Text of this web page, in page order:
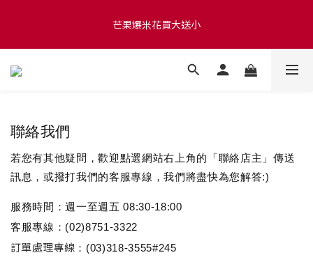
🍿 滿 $2000 贈品牌毛氈袋
芒果爆米花買大送小
滿 $1280 贈玫瑰鹽爆米花50g 🍿 滿 $1580 贈品牌咖啡掛耳包×10
聯絡我們
若您有其他疑問，歡迎點選網站右上角的「聯絡店主」傳送
訊息，或撥打我們的客服專線，我們將盡快為您解答:)
服務時間：週一至週五 08:30-18:00
客服專線：(02)8751-3322
訂單處理專線 ：(03)318-3555#245